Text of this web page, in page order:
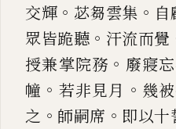
交輝 。 苾芻雲集 。 自
眾皆跪聽 。 汗流而覺
授兼掌院務 。 廢寢
幢 。 若非見月 。 幾被
之 。 師嗣席 。 即以十